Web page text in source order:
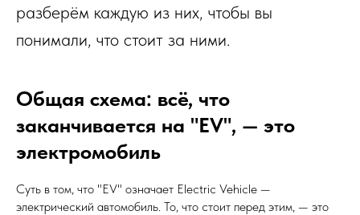
разберём каждую из них, чтобы вы
понимали, что стоит за ними.
Общая схема: всё, что
заканчивается на "EV", — это
электромобиль
Суть в том, что "EV" означает Electric Vehicle —
электрический автомобиль. То, что стоит перед этим, — это